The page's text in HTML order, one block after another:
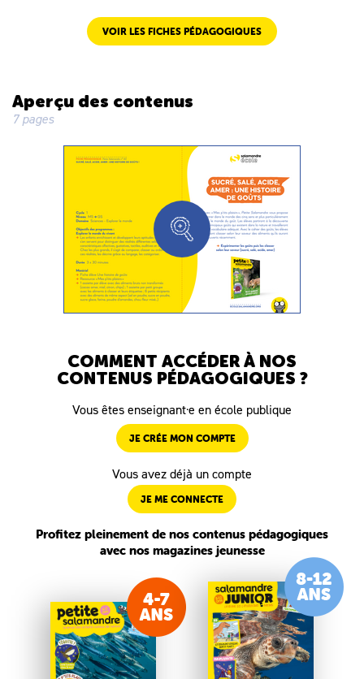
VOIR LES FICHES PÉDAGOGIQUES
Aperçu des contenus
7 pages
COMMENT ACCÉDER À NOS
CONTENUS PÉDAGOGIQUES ?
Vous êtes enseignant·e en école publique
JE CRÉE MON COMPTE
Vous avez déjà un compte
JE ME CONNECTE
Profitez pleinement de nos contenus pédagogiques
avec nos magazines jeunesse